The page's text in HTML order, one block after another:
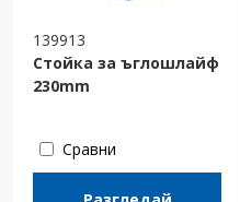
139913
Стойка за ъглошлайф
230mm
Сравни